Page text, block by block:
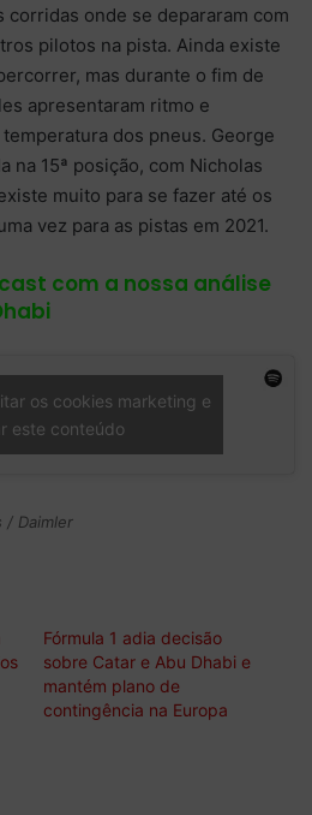
corridas onde se depararam com
pilotos na pista. Ainda existe
mas durante o fim de
apresentaram ritmo e
dos pneus. George
na 15ª posição, com Nicholas
muito para se fazer até os
vez para as pistas em 2021.
com a nossa análise
os cookies marketing e
este conteúdo
/ Daimler
Fórmula 1 adia decisão
sobre Catar e Abu Dhabi e
mantém plano de
contingência na Europa